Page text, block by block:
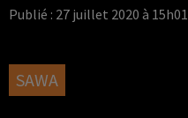
Publié : 27 juillet 2020 à 15h01
SAWA